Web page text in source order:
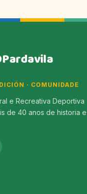
· COMUNIDADE
e Recreativa Deportiva
de 40 anos de historia e